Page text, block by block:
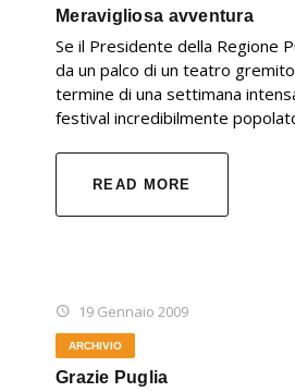
Meravigliosa avventura
Se il Presidente della Regione
da un palco di un teatro
termine di una settimana
festival incredibilmente
READ MORE
19 Gennaio 2009
ARCHIVIO
Grazie Puglia